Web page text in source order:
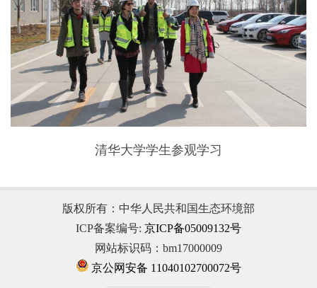
清华大学学生参观学习
版权所有：中华人民共和国生态环境部
ICP备案编号: 京ICP备05009132号
网站标识码：bm17000009
京公网安备 11040102700072号